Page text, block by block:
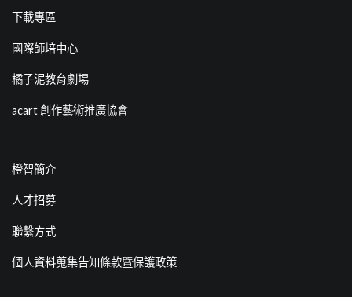
下載專區
國際師培中心
橘子泥教育劇場
acart 創作藝術推廣協會
橙智簡介
人才招募
聯繫方式
個人資料蒐集告知條款暨保護政策